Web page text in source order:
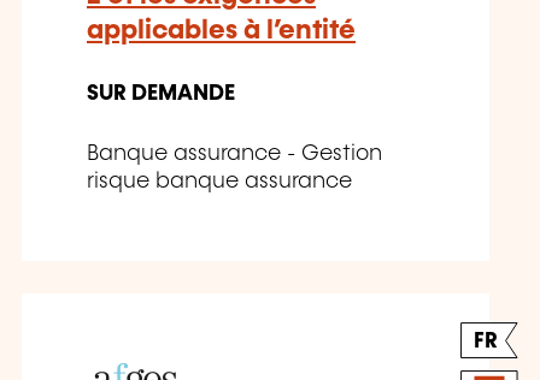
applicables à l’entité
SUR DEMANDE
Banque assurance - Gestion
risque banque assurance
FR